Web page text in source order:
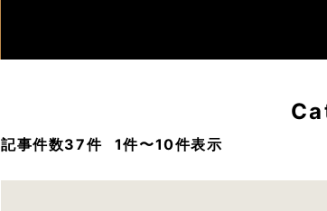
記事件数37件 1件〜10件表示